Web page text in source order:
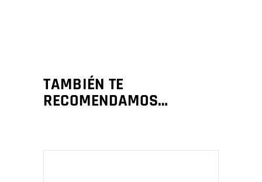
TAMBIÉN TE
RECOMENDAMOS…